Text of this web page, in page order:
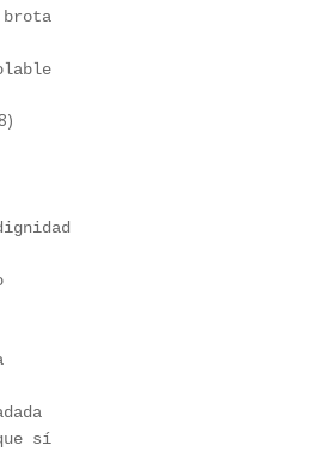
la dignidad
degradada
sí